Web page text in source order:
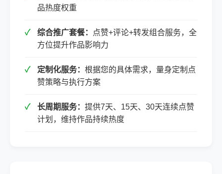
品热度权重
综合推广套餐：
点赞+评论+转发组合服务，全
方位提升作品影响力
定制化服务： 根据您的具体需求，量身定制点
赞策略与执行方案
长周期服务： 提供7天、15天、30天连续点赞
计划，维持作品持续热度